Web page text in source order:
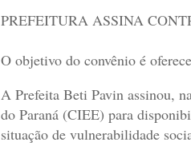
PREFEITURA ASSINA
O objetivo do convênio é
A Prefeita Beti Pavin assinou,
do Paraná (CIEE) para
situação de vulnerabilidade